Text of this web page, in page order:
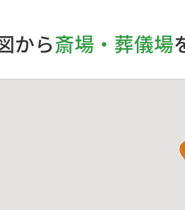
から斎場・葬儀場